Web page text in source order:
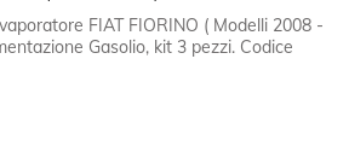
FIAT FIORINO ( Modelli 2008 -
Gasolio, kit 3 pezzi. Codice